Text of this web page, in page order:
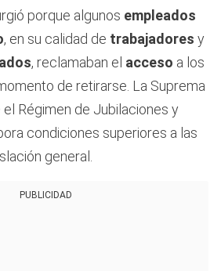
porque algunos empleados
, en su calidad de trabajadores y
, reclamaban el acceso a los
de retirarse. La Suprema
Régimen de Jubilaciones y
condiciones superiores a las
general.
PUBLICIDAD